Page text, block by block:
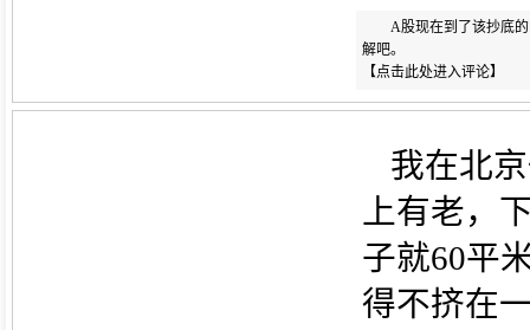
A股现在到了该抄底
解吧。
【点击此处进入评论】
我在北
上有老，
子就60平
得不挤在